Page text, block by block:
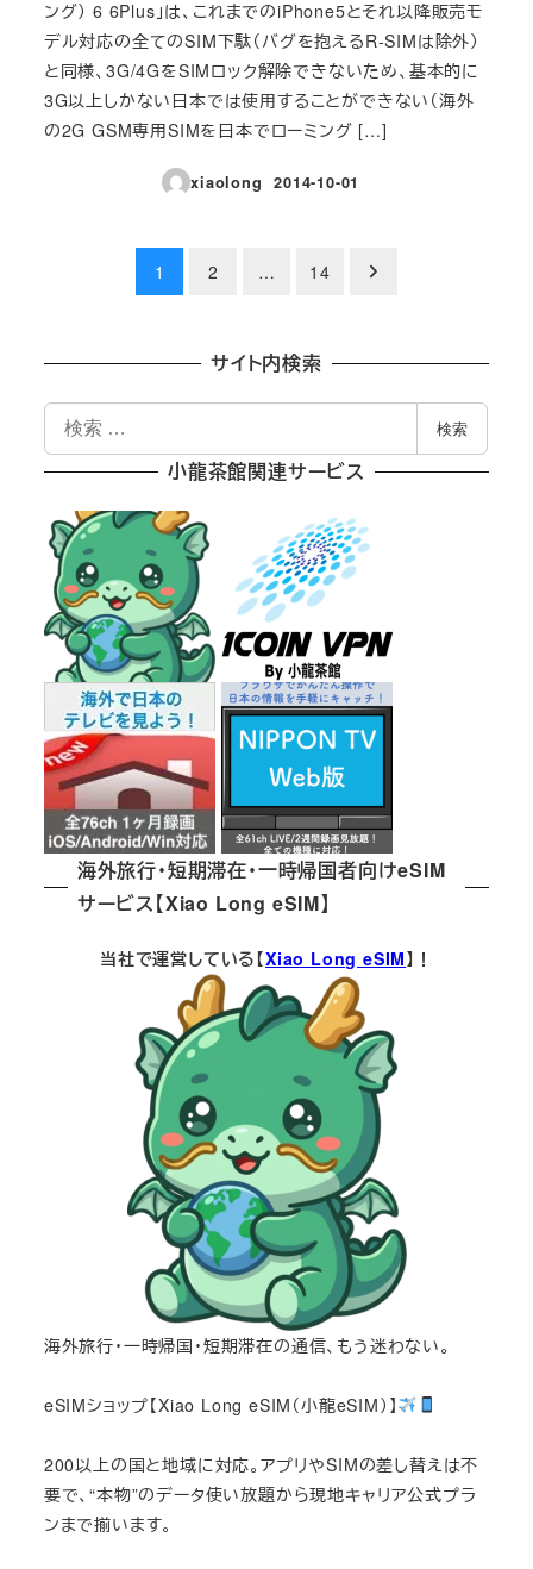
ング） 6 6Plus」は、これまでのiPhone5とそれ以降販売モ
デル対応の全てのSIM下駄（バグを抱えるR-SIMは除外）
と同様、3G/4GをSIMロック解除できないため、基本的に
3G以上しかない日本では使用することができない（海外
の2G GSM専用SIMを日本でローミング […]
xiaolong
投稿日
2014-10-01
の
ペ
ー
ジ
送
り
1 2 … 14
サイト内検索
索
検索
小龍茶館関連サービス
海外旅行・短期滞在・一時帰国者向けeSIM
サービス【Xiao Long eSIM】
当社で運営している【Xiao Long eSIM】！
海外旅行・一時帰国・短期滞在の通信、もう迷わない。
eSIMショップ【Xiao Long eSIM（小龍eSIM）】
200以上の国と地域に対応。アプリやSIMの差し替えは不
要で、“本物”のデータ使い放題から現地キャリア公式プラ
ンまで揃います。